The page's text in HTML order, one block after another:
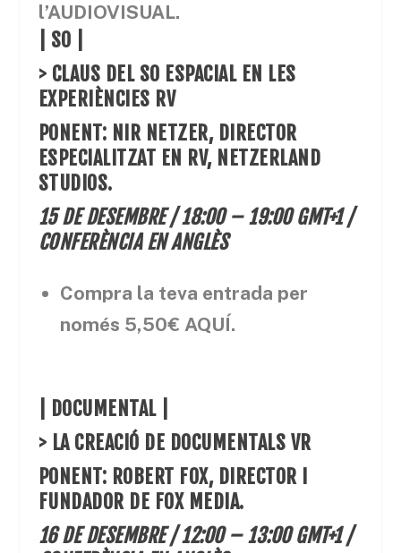
l’AUDIOVISUAL.
| SO |
> CLAUS DEL SO ESPACIAL EN LES
EXPERIÈNCIES RV
PONENT: NIR NETZER, DIRECTOR
ESPECIALITZAT EN RV,NETZERLAND
STUDIOS.
15 DE DESEMBRE / 18:00 – 19:00 GMT+1 /
CONFERÈNCIA EN ANGLÈS
Compra la teva entrada per
només 5,50€ AQUÍ.
| DOCUMENTAL |
> LA CREACIÓ DE DOCUMENTALS VR
PONENT: ROBERT FOX, DIRECTOR I
FUNDADOR DE FOX MEDIA.
16 DE DESEMBRE / 12:00 – 13:00 GMT+1 /